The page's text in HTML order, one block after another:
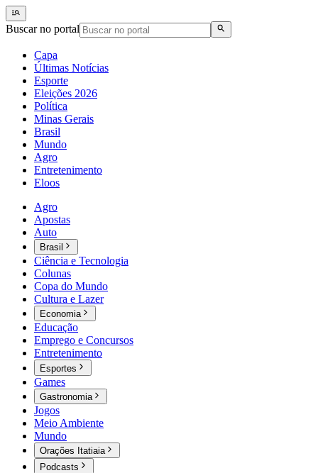
Buscar no portal
Capa
Últimas Notícias
Esporte
Eleições 2026
Política
Minas Gerais
Brasil
Mundo
Agro
Entretenimento
Eloos
Agro
Apostas
Auto
Brasil
Ciência e Tecnologia
Colunas
Copa do Mundo
Cultura e Lazer
Economia
Educação
Emprego e Concursos
Entretenimento
Esportes
Games
Gastronomia
Jogos
Meio Ambiente
Mundo
Orações Itatiaia
Podcasts